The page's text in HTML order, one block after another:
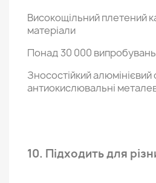
Високощільний плетений
матеріали
Понад 30 000
Зносостійкий алюмінієвий
антиокислювальні
10. Підходить для